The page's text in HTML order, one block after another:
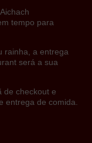
tempo para
rainha, a entrega
será a sua
de checkout e
entrega de comida.